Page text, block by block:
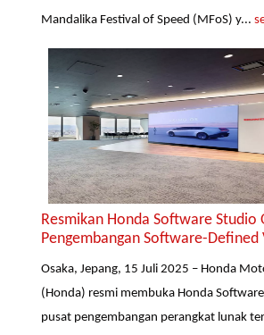
Mandalika Festival of Speed (MFoS) y...
Resmikan Honda Software Studio
Pengembangan Software-Defined
Osaka, Jepang, 15 Juli 2025 – Honda
(Honda) resmi membuka Honda
pusat pengembangan perangkat lunak